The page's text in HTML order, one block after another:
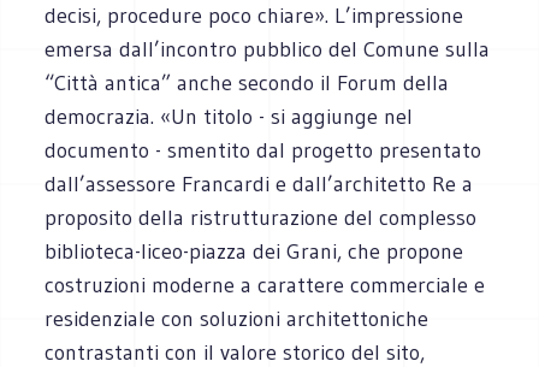
decisi, procedure poco chiare». L’impressione
emersa dall’incontro pubblico del Comune sulla
“Città antica” anche secondo il Forum della
democrazia. «Un titolo - si aggiunge nel
documento - smentito dal progetto presentato
dall’assessore Francardi e dall’architetto Re a
proposito della ristrutturazione del complesso
biblioteca-liceo-piazza dei Grani, che propone
costruzioni moderne a carattere commerciale e
residenziale con soluzioni architettoniche
contrastanti con il valore storico del sito,